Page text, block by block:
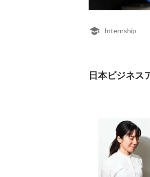
Internship
日本ビジネス